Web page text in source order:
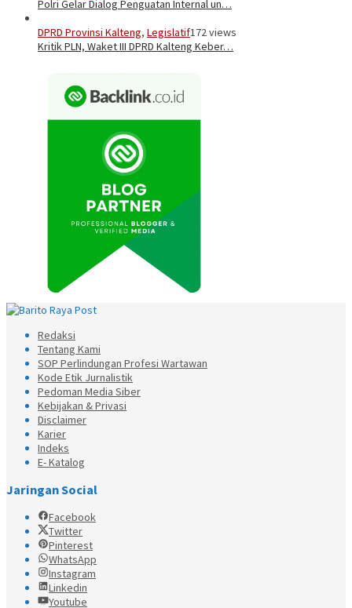
Polri Gelar Dialog Penguatan Internal un…
DPRD Provinsi Kalteng, Legislatif172 views
Kritik PLN, Waket III DPRD Kalteng Keber…
Redaksi
Tentang Kami
SOP Perlindungan Profesi Wartawan
Kode Etik Jurnalistik
Pedoman Media Siber
Kebijakan & Privasi
Disclaimer
Karier
Indeks
E- Katalog
Jaringan Social
Facebook
Twitter
Pinterest
WhatsApp
Instagram
Linkedin
Youtube